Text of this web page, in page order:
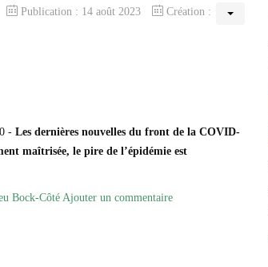
Publication : 14 août 2023
Création :
- Les dernières nouvelles du front de la COVID-
maîtrisée, le pire de l’épidémie est
Bock-Côté Ajouter un commentaire